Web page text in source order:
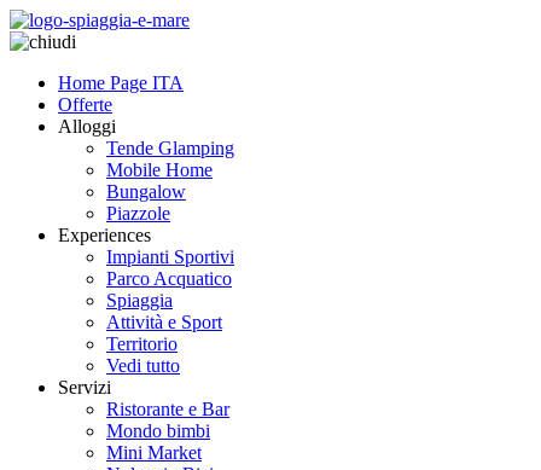
Home Page ITA
Offerte
Alloggi
Tende Glamping
Mobile Home
Bungalow
Piazzole
Experiences
Impianti Sportivi
Parco Acquatico
Spiaggia
Attività e Sport
Territorio
Vedi tutto
Servizi
Ristorante e Bar
Mondo bimbi
Mini Market